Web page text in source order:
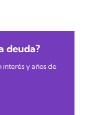
deuda?
interés y años de